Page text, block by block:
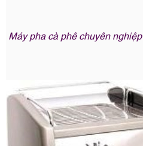
Máy pha cà phê chuyên nghiệp